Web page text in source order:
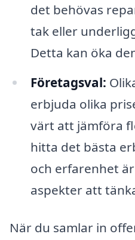
det behövas
tak eller
Detta kan öka
Företagsval:
erbjuda olika
värt att jämföra
hitta det bästa
och erfarenhet
aspekter att
När du samlar in